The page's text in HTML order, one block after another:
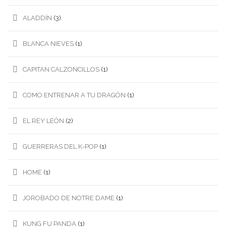
ALADDÍN (3)
BLANCA NIEVES (1)
CAPITAN CALZONCILLOS (1)
COMO ENTRENAR A TU DRAGÓN (1)
EL REY LEÓN (2)
GUERRERAS DEL K-POP (1)
HOME (1)
JOROBADO DE NOTRE DAME (1)
KUNG FU PANDA (1)